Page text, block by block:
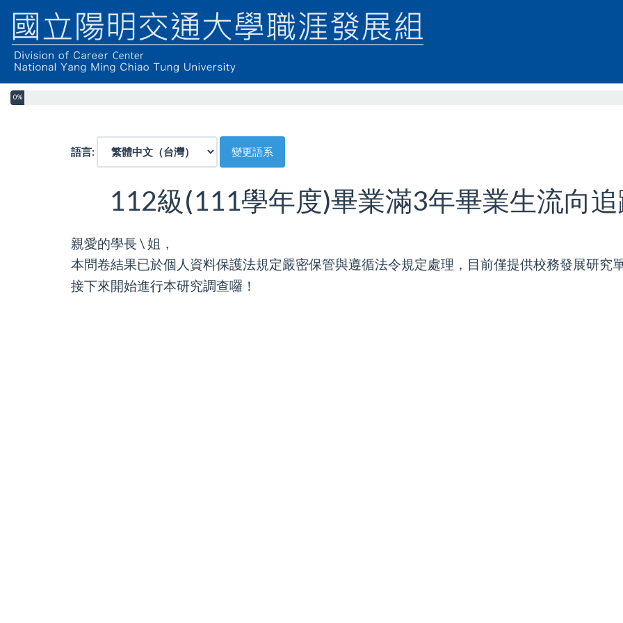
0%
語言: 變更語系
112級(111學年度)畢業滿3年畢業生流向
親愛的學長 \ 姐，
本問卷結果已於個人資料保護法規定嚴密保管與遵循法令規定處理，目前僅提供校務發展研究
接下來開始進行本研究調查囉！